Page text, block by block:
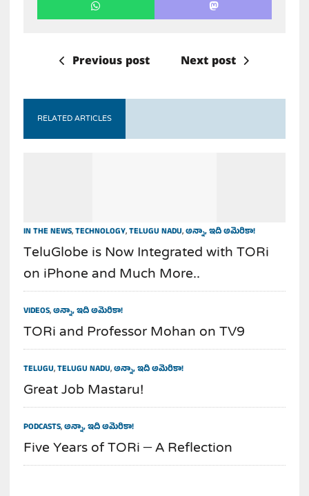
Previous post Next post
RELATED ARTICLES
IN THE NEWS,TECHNOLOGY,TELUGU NADU,అన్నా, ఇది అమెరికా!
TeluGlobe is Now Integrated with TORi
on iPhone and Much More..
VIDEOS,అన్నా, ఇది అమెరికా!
TORi and Professor Mohan on TV9
TELUGU,TELUGU NADU,అన్నా, ఇది అమెరికా!
Great Job Mastaru!
PODCASTS,అన్నా, ఇది అమెరికా!
Five Years of TORi – A Reflection